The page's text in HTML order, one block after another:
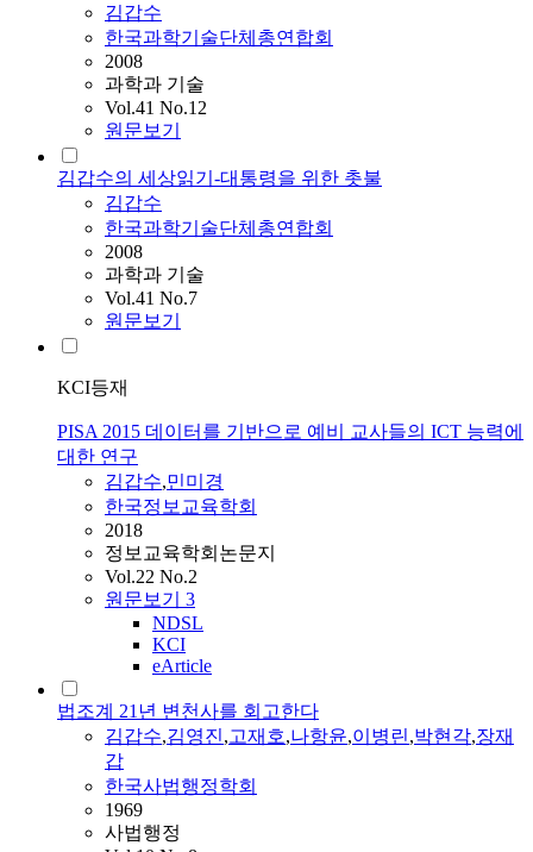
김갑수
한국과학기술단체총연합회
2008
과학과 기술
Vol.41 No.12
원문보기
김갑수의 세상읽기-대통령을 위한 촛불
김갑수
한국과학기술단체총연합회
2008
과학과 기술
Vol.41 No.7
원문보기
KCI등재
PISA 2015 데이터를 기반으로 예비 교사들의 ICT 능력에
대한 연구
김갑수,민미경
한국정보교육학회
2018
정보교육학회논문지
Vol.22 No.2
원문보기 3
NDSL
KCI
eArticle
법조계 21년 변천사를 회고한다
김갑수,김영진,고재호,나항윤,이병린,박현각,장재
갑
한국사법행정학회
1969
사법행정